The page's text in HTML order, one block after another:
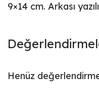
9×14 cm. Arkası
Henüz